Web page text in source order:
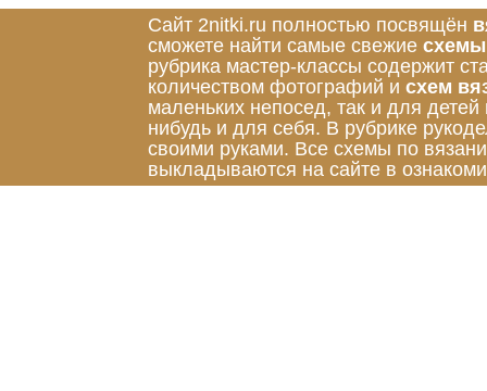
Сайт 2nitki.ru полностью посвящён
сможете найти самые свежие схемы
рубрика мастер-классы содержит
количеством фотографий и схем
маленьких непосед, так и для
нибудь и для себя. В рубрике
своими руками. Все схемы по
выкладываются на сайте в